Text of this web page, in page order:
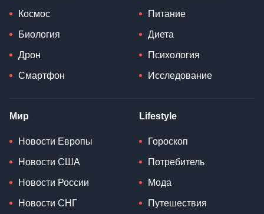
Космос
Биология
Дрон
Смартфон
Питание
Диета
Психология
Исследование
Мир
Новости Европы
Новости США
Новости России
Новости СНГ
Lifestyle
Гороскоп
Потребитель
Мода
Путешествия